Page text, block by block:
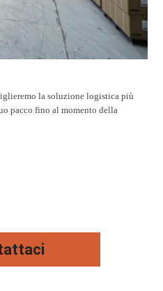
la soluzione logistica più
pacco fino al momento della